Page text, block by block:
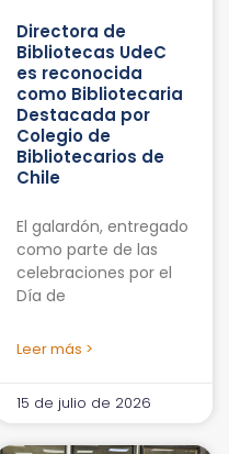
Directora de
Bibliotecas UdeC
es reconocida
como Bibliotecaria
Destacada por
Colegio de
Bibliotecarios de
Chile
El galardón, entregado
como parte de las
celebraciones por el
Día de
Leer más >
15 de julio de 2026